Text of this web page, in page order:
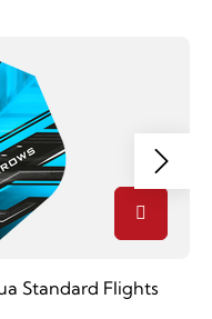
Standard Flights